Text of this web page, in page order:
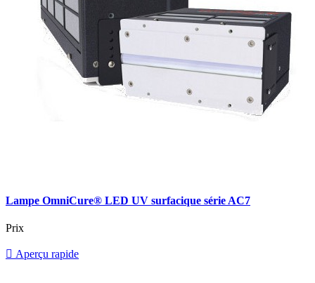
Lampe OmniCure® LED UV surfacique série AC7
Prix
 Aperçu rapide